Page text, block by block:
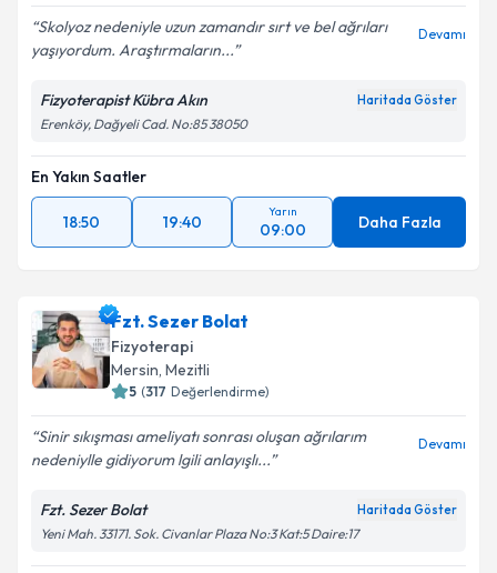
Skolyoz nedeniyle uzun zamandır sırt ve bel ağrıları
yaşıyordum. Araştırmaların...
Devamı
Fizyoterapist Kübra Akın Haritada Göster
Erenköy, Dağyeli Cad. No:85 38050
En Yakın Saatler
18:50 19:40
Yarın
09:00 Daha Fazla
Fzt. Sezer Bolat
Fizyoterapi
Mersin, Mezitli
5 (317 Değerlendirme)
Sinir sıkışması ameliyatı sonrası oluşan ağrılarım
nedeniylle gidiyorum lgili anlayışlı...
Devamı
Fzt. Sezer Bolat Haritada Göster
Yeni Mah. 33171. Sok. Civanlar Plaza No:3 Kat:5 Daire:17